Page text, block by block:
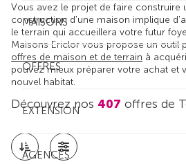
MAISONS
OFFRES
EXTENSION
AGENCES
Vous avez le projet de faire construire
construction d'une maison implique
le terrain qui accueillera votre futur
Maisons Ericlor vous propose un outil
offres de maison et de terrain à
pouvez mieux préparer votre achat et
nouvel habitat.
Découvrez nos 407 offres de